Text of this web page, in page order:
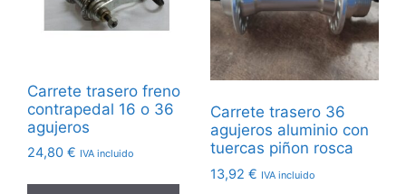
Carrete trasero freno
contrapedal 16 o 36
agujeros
24,80 € IVA incluido
Carrete trasero 36
agujeros aluminio con
tuercas piñon rosca
13,92 € IVA incluido